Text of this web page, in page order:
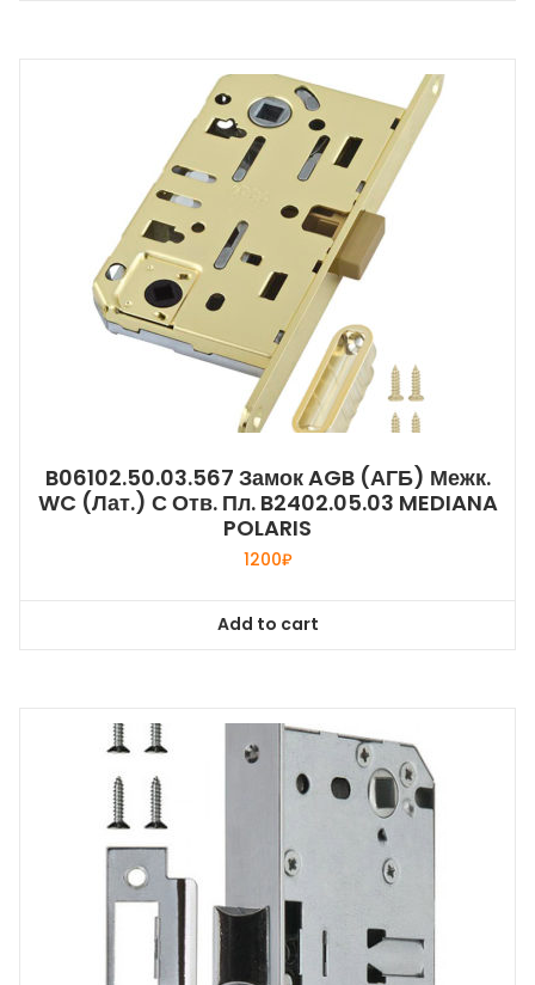
B06102.50.03.567 Замок AGB (АГБ) Межк.
WC (лат.) С Отв. Пл. B2402.05.03 MEDIANA
POLARIS
1200₽
Add to cart